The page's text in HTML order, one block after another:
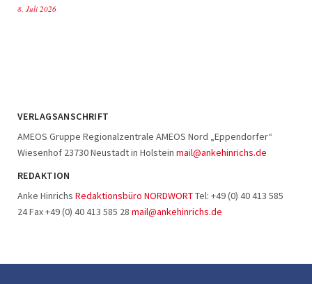
8. Juli 2026
VERLAGSANSCHRIFT
AMEOS Gruppe Regionalzentrale AMEOS Nord „Eppendorfer“
Wiesenhof 23730 Neustadt in Holstein mail@ankehinrichs.de
REDAKTION
Anke Hinrichs Redaktionsbüro NORDWORTTel: +49 (0) 40 413 585
24 Fax +49 (0) 40 413 585 28 mail@ankehinrichs.de